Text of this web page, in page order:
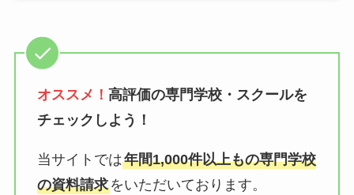
オススメ！ 高評価の専門学校・スクールを
チェックしよう！
当サイトでは年間1,000件以上もの専門学校
の資料請求をいただいております。